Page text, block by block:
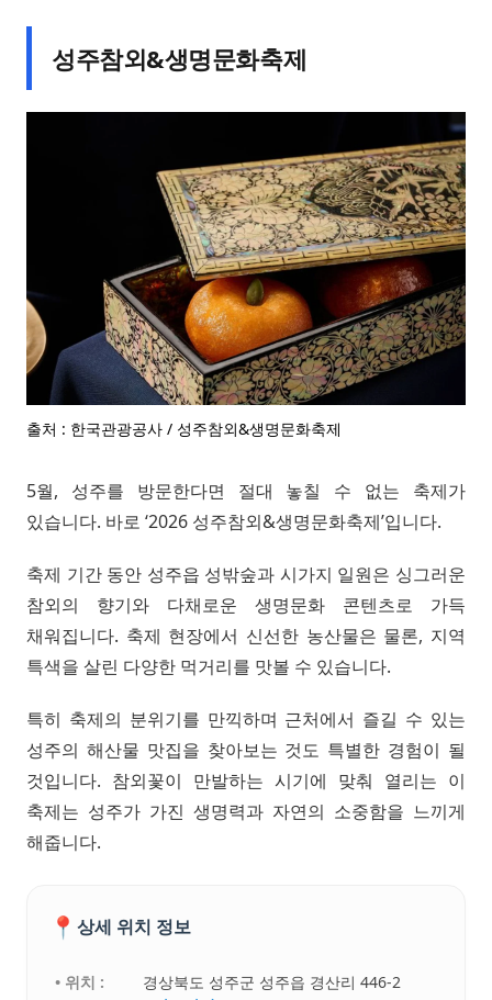
성주참외&생명문화축제
출처 : 한국관광공사 / 성주참외&생명문화축제
5월, 성주를 방문한다면 절대 놓칠 수 없는 축제가
있습니다. 바로 ‘2026 성주참외&생명문화축제’입니다.
축제 기간 동안 성주읍 성밖숲과 시가지 일원은 싱그러운
참외의 향기와 다채로운 생명문화 콘텐츠로 가득
채워집니다. 축제 현장에서 신선한 농산물은 물론, 지역
특색을 살린 다양한 먹거리를 맛볼 수 있습니다.
특히 축제의 분위기를 만끽하며 근처에서 즐길 수 있는
성주의 해산물 맛집을 찾아보는 것도 특별한 경험이 될
것입니다. 참외꽃이 만발하는 시기에 맞춰 열리는 이
축제는 성주가 가진 생명력과 자연의 소중함을 느끼게
해줍니다.
📍 상세 위치 정보
• 위치 :
경상북도 성주군 성주읍 경산리 446-2